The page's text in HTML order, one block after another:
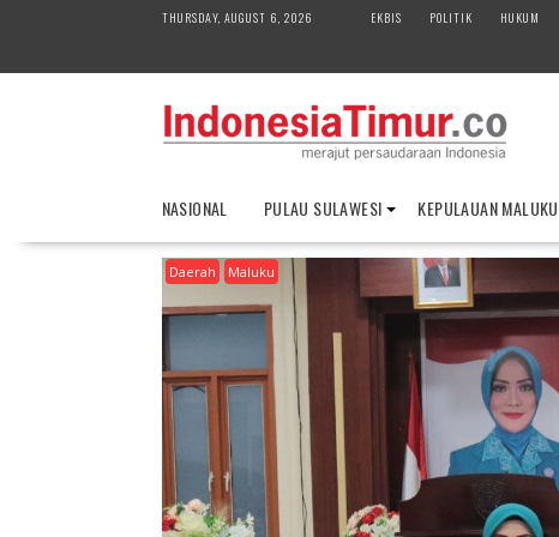
THURSDAY, AUGUST 6, 2026 EKBIS POLITIK HUKUM
NASIONAL PULAU SULAWESI KEPULAUAN MALUKU
Daerah Maluku